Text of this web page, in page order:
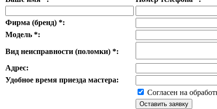
Фирма (бренд) *:
Модель *:
Вид неисправности (поломки) *:
Адрес:
Удобное время приезда мастера:
Согласен на